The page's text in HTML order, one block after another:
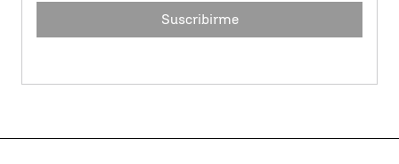
Suscribirme